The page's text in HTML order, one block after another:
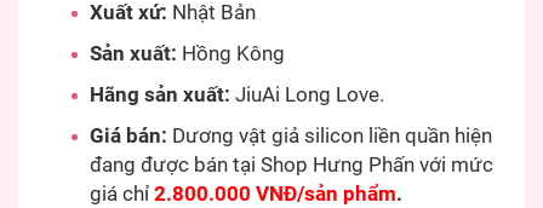
Xuất xứ: Nhật Bản
Sản xuất: Hồng Kông
Hãng sản xuất: JiuAi Long Love.
Giá bán: Dương vật giả silicon liền quần hiện
đang được bán tại Shop Hưng Phấn với mức
giá chỉ 2.800.000 VNĐ/sản phẩm.